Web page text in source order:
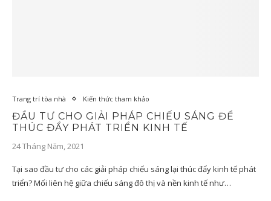
Trang trí tòa nhà Kiến thức tham khảo
ĐẦU TƯ CHO GIẢI PHÁP CHIẾU SÁNG ĐỂ
THÚC ĐẨY PHÁT TRIỂN KINH TẾ
24 Tháng Năm, 2021
Tại sao đầu tư cho các giải pháp chiếu sáng lại thúc đẩy kinh tế phát
triển? Mối liên hệ giữa chiếu sáng đô thị và nền kinh tế như…